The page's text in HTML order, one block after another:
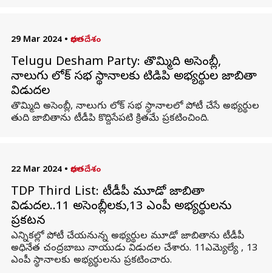
29 Mar 2024 • భారతదేశం
Telugu Desham Party: తొమ్మిది అసెంబ్లీ,
నాలుగు లోక్ సభ స్థానాలకు టిడిపి అభ్యర్థుల జాబితా
విడుదల
తొమ్మిది అసెంబ్లీ, నాలుగు లోక్ సభ స్థానాలలో పోటీ చేసే అభ్యర్థుల
తుది జాబితాను టీడీపి కొద్దిసేపటి క్రితమే ప్రకటించింది.
22 Mar 2024 • భారతదేశం
TDP Third List: టీడీపీ మూడో జాబితా
విడుదల..11 అసెంబ్లీలకు,13 ఎంపీ అభ్యర్థులను
ప్రకటన
ఎన్నికల్లో పోటీ చేయనున్న అభ్యర్థుల మూడో జాబితాను టీడీపీ
అధినేత చంద్రబాబు నాయుడు విడుదల చేశారు. 11ఎమ్యెల్యే , 13
ఎంపీ స్థానాలకు అభ్యర్థులను ప్రకటించారు.